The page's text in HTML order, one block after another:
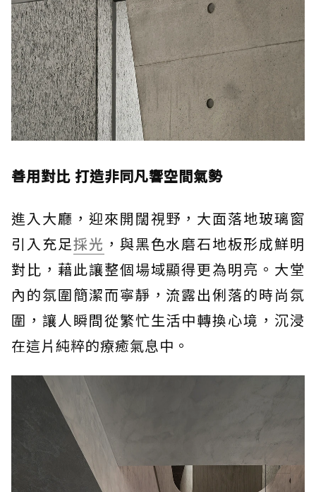
善用對比 打造非同凡響空間氣勢
進入大廳，迎來開闊視野，大面落地玻璃窗
引入充足採光 ，與黑色水磨石地板形成鮮明
對比，藉此讓整個場域顯得更為明亮。大堂
內的氛圍簡潔而寧靜，流露出俐落的時尚氛
圍，讓人瞬間從繁忙生活中轉換心境，沉浸
在這片純粹的療癒氣息中。